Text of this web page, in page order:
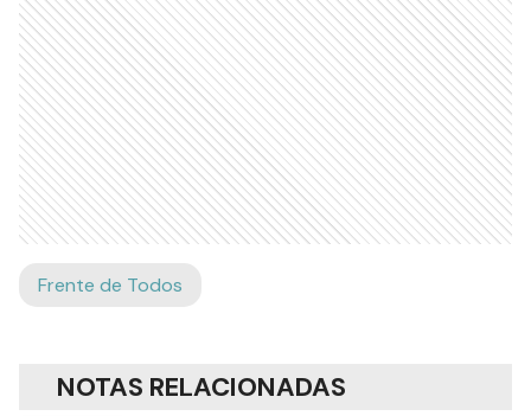
Frente de Todos
NOTAS RELACIONADAS